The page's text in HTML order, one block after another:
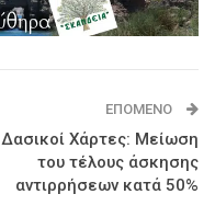
ΕΠΌΜΕΝΟ
Δασικοί Χάρτες: Μείωση
του τέλους άσκησης
αντιρρήσεων κατά 50%